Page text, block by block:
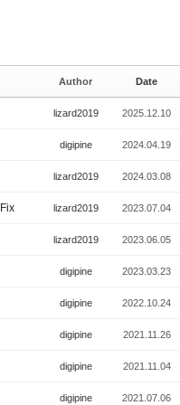
Author Date
lizard2019 2025.12.10
digipine 2024.04.19
lizard2019 2024.03.08
lizard2019 2023.07.04
lizard2019 2023.06.05
digipine 2023.03.23
digipine 2022.10.24
digipine 2021.11.26
digipine 2021.11.04
digipine 2021.07.06